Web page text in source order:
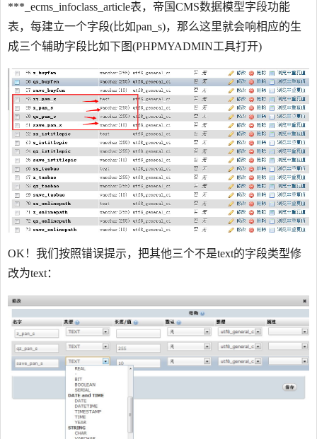
***_ecms_infoclass_article表，帝国CMS数据模型字段功能
表，每建立一个字段(比如pan_s)，那么这里就会响相应的生
成三个辅助字段比如下图(PHPMYADMIN工具打开)
OK！我们按照错误提示，把其他三个不是text的字段类型修
改为text：